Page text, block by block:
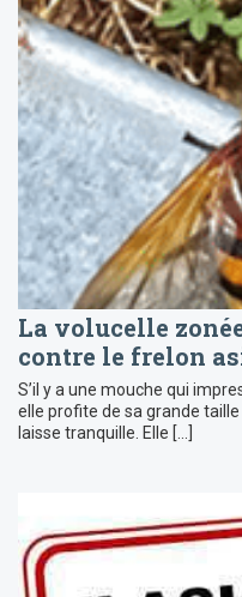
La volucelle
contre le frelon
S’il y a une mouche qui
elle profite de sa grande
laisse tranquille. Elle […]